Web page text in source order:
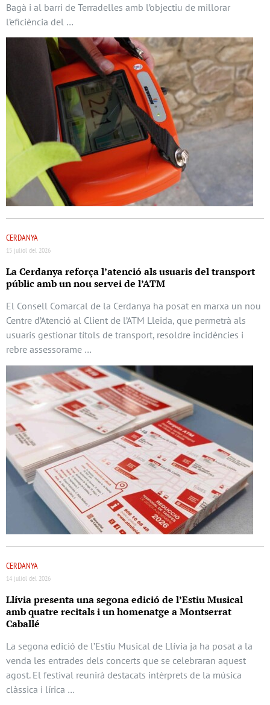
Bagà i al barri de Terradelles amb l’objectiu de millorar
l’eficiència del …
CERDANYA
15 juliol del 2026
La Cerdanya reforça l’atenció als usuaris del transport
públic amb un nou servei de l’ATM
El Consell Comarcal de la Cerdanya ha posat en marxa un nou
Centre d’Atenció al Client de l’ATM Lleida, que permetrà als
usuaris gestionar títols de transport, resoldre incidències i
rebre assessorame …
CERDANYA
14 juliol del 2026
Llívia presenta una segona edició de l’Estiu Musical
amb quatre recitals i un homenatge a Montserrat
Caballé
La segona edició de l’Estiu Musical de Llívia ja ha posat a la
venda les entrades dels concerts que se celebraran aquest
agost. El festival reunirà destacats intèrprets de la música
clàssica i lírica …